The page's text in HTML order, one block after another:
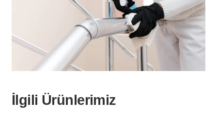
İlgili Ürünlerimiz